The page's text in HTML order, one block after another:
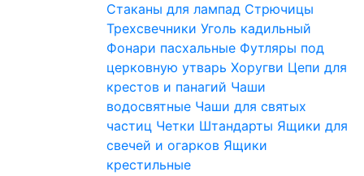
Стаканы для лампад Стрючицы
Трехсвечники Уголь кадильный
Фонари пасхальные Футляры под
церковную утварь Хоругви Цепи для
крестов и панагий Чаши
водосвятные Чаши для святых
частиц Четки Штандарты Ящики для
свечей и огарков Ящики
крестильные